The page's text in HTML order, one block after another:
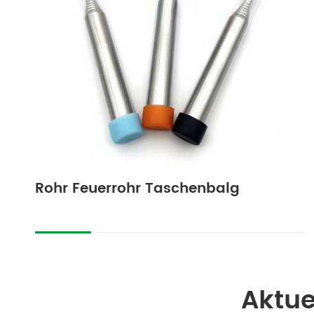
Rohr Feuerrohr Taschenbalg